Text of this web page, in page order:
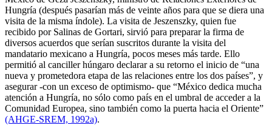
Hungría (después pasarían más de veinte años para que se diera una
visita de la misma índole). La visita de Jeszenszky, quien fue
recibido por Salinas de Gortari, sirvió para preparar la firma de
diversos acuerdos que serían suscritos durante la visita del
mandatario mexicano a Hungría, pocos meses más tarde. Ello
permitió al canciller húngaro declarar a su retorno el inicio de “una
nueva y prometedora etapa de las relaciones entre los dos países”, y
asegurar -con un exceso de optimismo- que “México dedica mucha
atención a Hungría, no sólo como país en el umbral de acceder a la
Comunidad Europea, sino también como la puerta hacia el Oriente”
(AHGE-SREM, 1992a).